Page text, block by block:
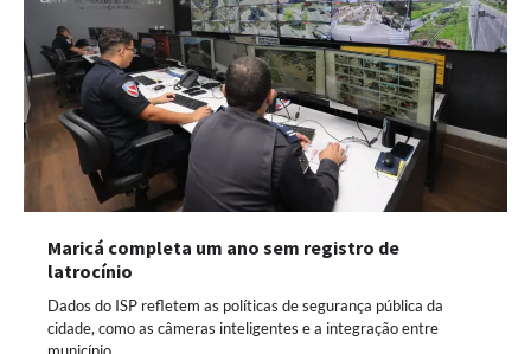
Maricá completa um ano sem registro de
latrocínio
Dados do ISP refletem as políticas de segurança pública da
cidade, como as câmeras inteligentes e a integração entre